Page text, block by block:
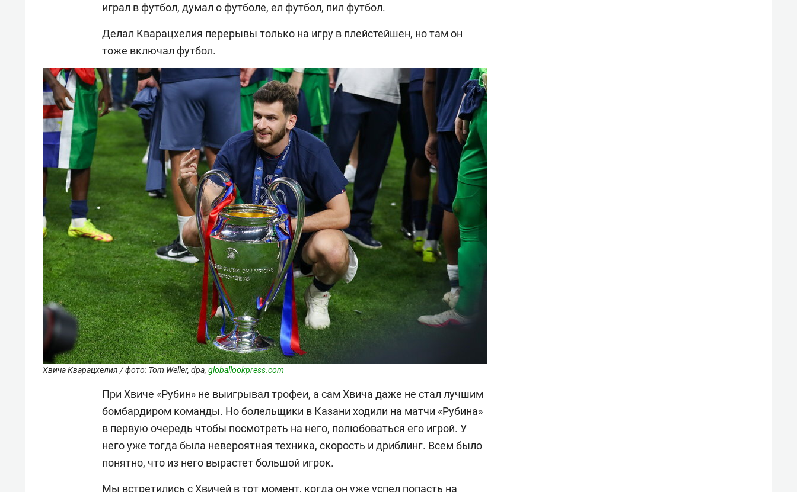
играл в футбол, думал о футболе, ел футбол, пил футбол.
Делал Кварацхелия перерывы только на игру в плейстейшен, но там он
тоже включал футбол.
Хвича Кварацхелия / фото: Tom Weller, dpa, globallookpress.com
При Хвиче «Рубин» не выигрывал трофеи, а сам Хвича даже не стал лучшим
бомбардиром команды. Но болельщики в Казани ходили на матчи «Рубина»
в первую очередь чтобы посмотреть на него, полюбоваться его игрой. У
него уже тогда была невероятная техника, скорость и дриблинг. Всем было
понятно, что из него вырастет большой игрок.
Мы встретились с Хвичей в тот момент, когда он уже успел попасть на